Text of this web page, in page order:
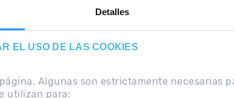
Detalles
EL USO DE LAS COOKIES
Algunas son estrictamente necesarias
utilizan para: